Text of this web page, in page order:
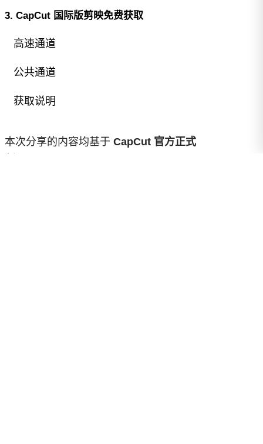
3. CapCut 国际版剪映免费获取
高速通道
直链（免登录、免 App 高速通道）
公共通道
获取说明
本次分享的内容均基于 CapCut 官方正式